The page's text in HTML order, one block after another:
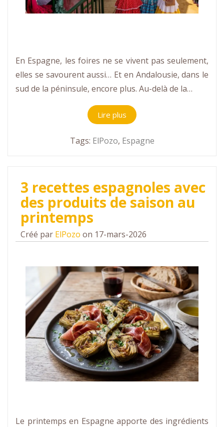
En Espagne, les foires ne se vivent pas seulement,
elles se savourent aussi… Et en Andalousie, dans le
sud de la péninsule, encore plus. Au-delà de la…
Lire plus
Tags: ElPozo, Espagne
3 recettes espagnoles avec
des produits de saison au
printemps
Créé par ElPozo on 17-mars-2026
Le printemps en Espagne apporte des ingrédients